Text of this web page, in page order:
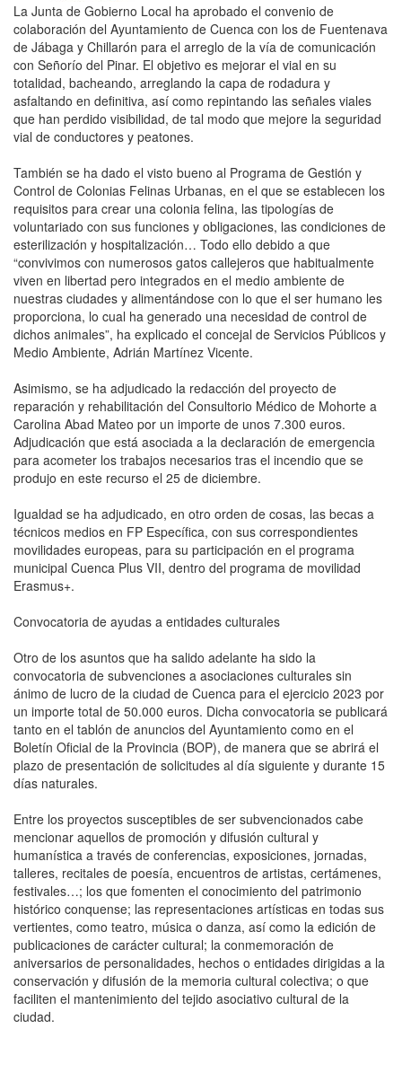
La Junta de Gobierno Local ha aprobado el convenio de
colaboración del Ayuntamiento de Cuenca con los de Fuentenava
de Jábaga y Chillarón para el arreglo de la vía de comunicación
con Señorío del Pinar. El objetivo es mejorar el vial en su
totalidad, bacheando, arreglando la capa de rodadura y
asfaltando en definitiva, así como repintando las señales viales
que han perdido visibilidad, de tal modo que mejore la seguridad
vial de conductores y peatones.
También se ha dado el visto bueno al Programa de Gestión y
Control de Colonias Felinas Urbanas, en el que se establecen los
requisitos para crear una colonia felina, las tipologías de
voluntariado con sus funciones y obligaciones, las condiciones de
esterilización y hospitalización… Todo ello debido a que
“convivimos con numerosos gatos callejeros que habitualmente
viven en libertad pero integrados en el medio ambiente de
nuestras ciudades y alimentándose con lo que el ser humano les
proporciona, lo cual ha generado una necesidad de control de
dichos animales”, ha explicado el concejal de Servicios Públicos y
Medio Ambiente, Adrián Martínez Vicente.
Asimismo, se ha adjudicado la redacción del proyecto de
reparación y rehabilitación del Consultorio Médico de Mohorte a
Carolina Abad Mateo por un importe de unos 7.300 euros.
Adjudicación que está asociada a la declaración de emergencia
para acometer los trabajos necesarios tras el incendio que se
produjo en este recurso el 25 de diciembre.
Igualdad se ha adjudicado, en otro orden de cosas, las becas a
técnicos medios en FP Específica, con sus correspondientes
movilidades europeas, para su participación en el programa
municipal Cuenca Plus VII, dentro del programa de movilidad
Erasmus+.
Convocatoria de ayudas a entidades culturales
Otro de los asuntos que ha salido adelante ha sido la
convocatoria de subvenciones a asociaciones culturales sin
ánimo de lucro de la ciudad de Cuenca para el ejercicio 2023 por
un importe total de 50.000 euros. Dicha convocatoria se publicará
tanto en el tablón de anuncios del Ayuntamiento como en el
Boletín Oficial de la Provincia (BOP), de manera que se abrirá el
plazo de presentación de solicitudes al día siguiente y durante 15
días naturales.
Entre los proyectos susceptibles de ser subvencionados cabe
mencionar aquellos de promoción y difusión cultural y
humanística a través de conferencias, exposiciones, jornadas,
talleres, recitales de poesía, encuentros de artistas, certámenes,
festivales…; los que fomenten el conocimiento del patrimonio
histórico conquense; las representaciones artísticas en todas sus
vertientes, como teatro, música o danza, así como la edición de
publicaciones de carácter cultural; la conmemoración de
aniversarios de personalidades, hechos o entidades dirigidas a la
conservación y difusión de la memoria cultural colectiva; o que
faciliten el mantenimiento del tejido asociativo cultural de la
ciudad.